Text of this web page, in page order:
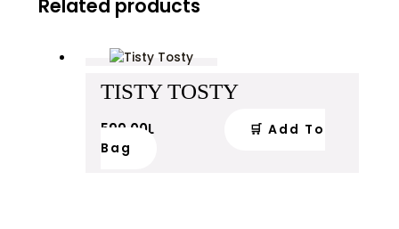
Related products
TISTY TOSTY
599.00L
🛒 Add To
Bag